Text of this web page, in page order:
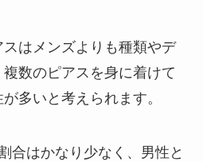
はメンズよりも種類やデ
数のピアスを身に着けて
多いと考えられます。
合はかなり少なく、男性と